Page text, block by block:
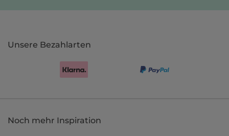
Unsere Bezahlarten
Noch mehr Inspiration